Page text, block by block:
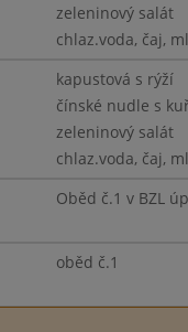
zeleninový salát
chlaz.voda, čaj,
kapustová s rýží
čínské nudle s
zeleninový salát
chlaz.voda, čaj,
Oběd č.1 v BZL
oběd č.1